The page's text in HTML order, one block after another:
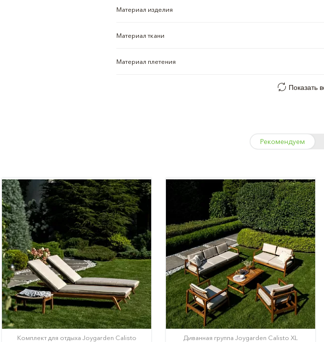
Материал изделия
Материал ткани
Материал плетения
Показать
Рекомендуем
Комплект для отдыха Joygarden Calisto Диванная группа Joygarden Calisto XL